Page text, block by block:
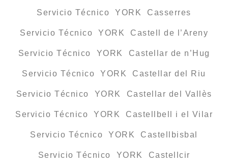
Servicio Técnico YORK Casserres
Servicio Técnico YORK Castell de l’Areny
Servicio Técnico YORK Castellar de n’Hug
Servicio Técnico YORK Castellar del Riu
Servicio Técnico YORK Castellar del Vallès
Servicio Técnico YORK Castellbell i el Vilar
Servicio Técnico YORK Castellbisbal
Servicio Técnico YORK Castellcir